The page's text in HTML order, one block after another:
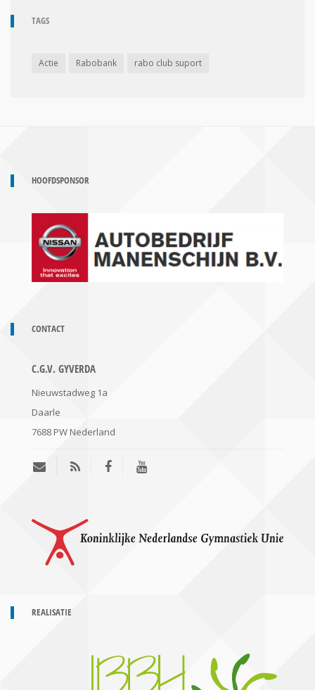
TAGS
Actie Rabobank rabo club suport
HOOFDSPONSOR
CONTACT
C.G.V. GYVERDA
Nieuwstadweg 1a
Daarle
7688 PW Nederland
REALISATIE